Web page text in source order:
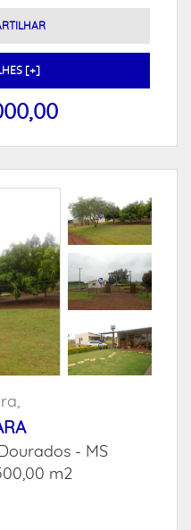
[+]
Dourados - MS
m2